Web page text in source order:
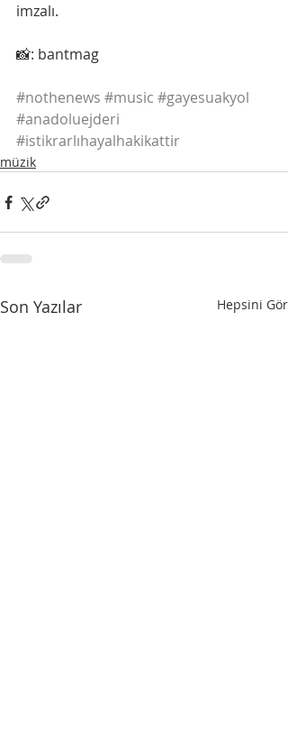
imzalı.
📸: bantmag
#nothenews #music #gayesuakyol
#anadoluejderi
#istikrarlıhayalhakikattir
müzik
Son Yazılar Hepsini Gör